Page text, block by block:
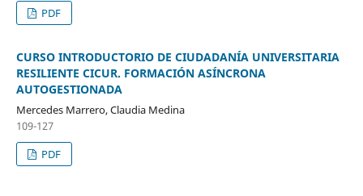
PDF
CURSO INTRODUCTORIO DE CIUDADANÍA UNIVERSITARIA
RESILIENTE CICUR. FORMACIÓN ASÍNCRONA
AUTOGESTIONADA
Mercedes Marrero, Claudia Medina
109-127
PDF